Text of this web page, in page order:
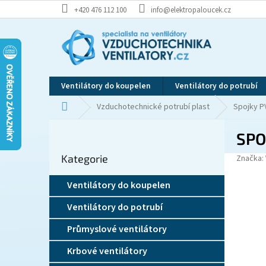
na
+420 476 112 100 info@elektropaloucek.cz
Ventilátory do koupelen Ventilátory do potrubí
Domů Vzduchotechnické potrubí plast Spojky
r
n
p
kategorie
Kategorie
Ventilátory do koupelen
Ventilátory do potrubí
Průmyslové ventilátory
Krbové ventilátory
Značka: